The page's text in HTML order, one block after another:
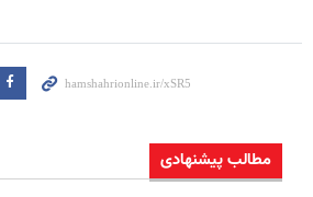
مطالب پیشنهادی